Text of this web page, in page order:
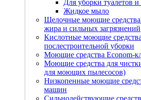
Для уборки туалетов
Жидкое мыло
Щелочные моющие средства
жира и сильных загрязнений
Кислотные моющие
послестроительной уборки
Моющие средства Econom-
Моющие средства для
для моющих пылесосов)
Низкопенные моющие
машин
Сильнодействующие